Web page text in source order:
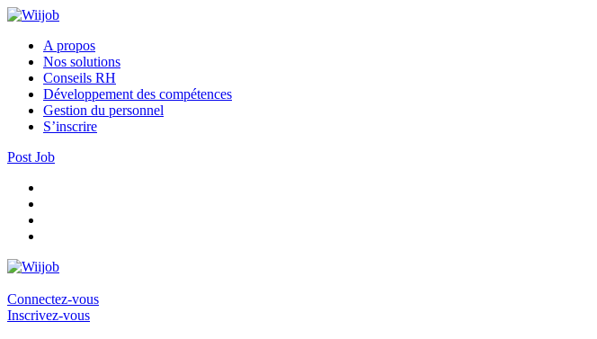
A propos
Nos solutions
Conseils RH
Développement des compétences
Gestion du personnel
S’inscrire
Post Job
Connectez-vous
Inscrivez-vous